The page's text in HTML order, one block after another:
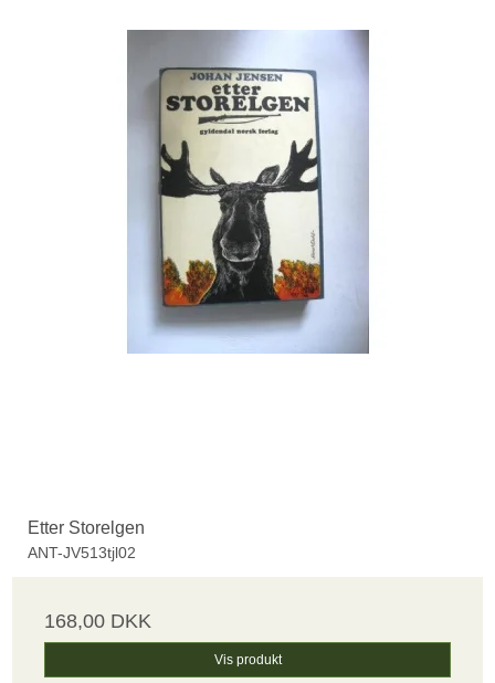
Etter Storelgen
ANT-JV513tjl02
168,00 DKK
Vis produkt